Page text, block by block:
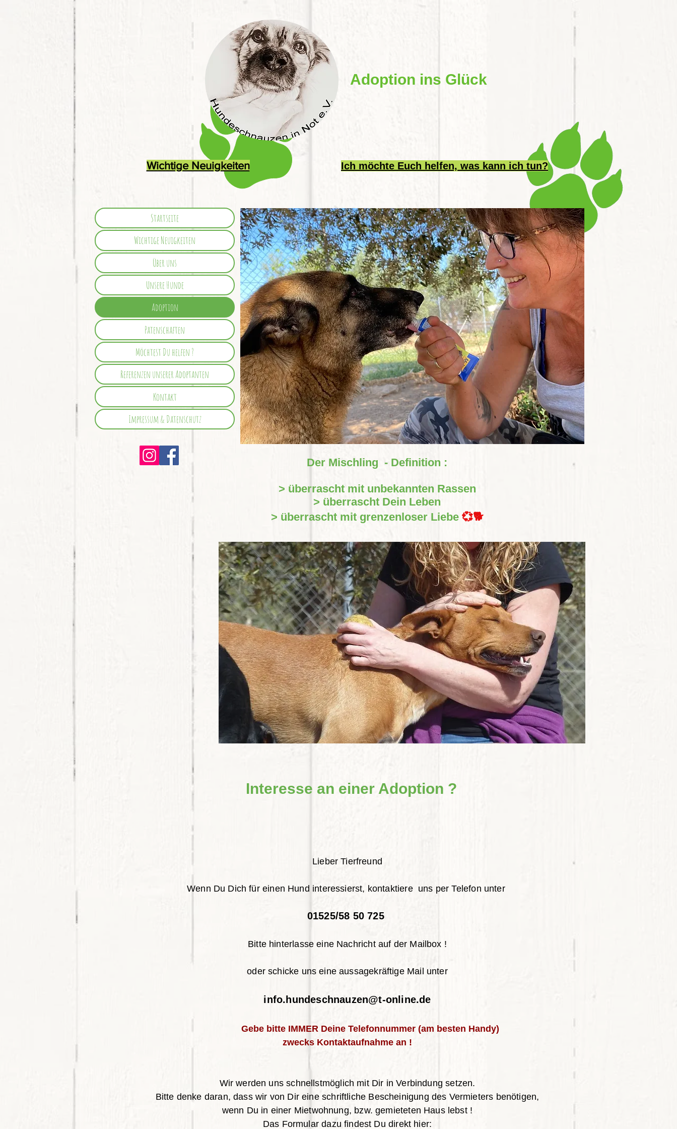
Adoption ins Glück
Wichtige Neuigkeiten Ich möchte Euch helfen, was kann ich tun?
Startseite
Wichtige Neuigkeiten
Über uns
Unsere Hunde
Adoption
Patenschaften
Möchtest Du helfen ?
Referenzen unserer Adoptanten
Kontakt
Impressum & Datenschutz
Der Mischling - Definition :
> überrascht mit unbekannten Rassen
> überrascht Dein Leben
> überrascht mit grenzenloser Liebe💞🐕
Interesse an einer Adoption ?
Lieber Tierfreund
Wenn Du Dich für einen Hund interessierst, kontaktiere uns per Telefon unter
01525/58 50 725
Bitte hinterlasse eine Nachricht auf der Mailbox !
oder schicke uns eine aussagekräftige Mail unter
info.hundeschnauzen@t-online.de
Gebe bitte IMMER Deine Telefonnummer (am besten Handy)
zwecks Kontaktaufnahme an !
Wir werden uns schnellstmöglich mit Dir in Verbindung setzen.
Bitte denke daran, dass wir von Dir eine schriftliche Bescheinigung des Vermieters benötigen,
wenn Du in einer Mietwohnung, bzw. gemieteten Haus lebst !
Das Formular dazu findest Du direkt hier: